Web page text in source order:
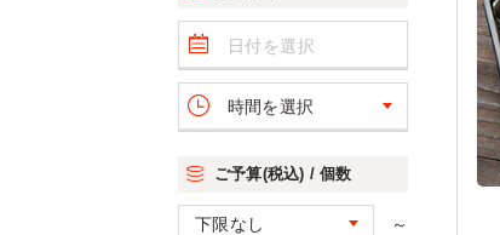
時間を選択
ご予算(税込) / 個数
～